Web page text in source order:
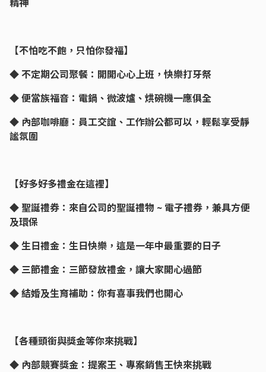
【不怕吃不飽，只怕你發福】
◆ 不定期公司聚餐：開開心心上班，快樂打牙祭
◆ 便當族福音：電鍋、微波爐、烘碗機一應俱全
◆ 內部咖啡廳：員工交誼、工作辦公都可以，輕鬆享受靜
謐氛圍
【好多好多禮金在這裡】
◆ 聖誕禮券：來自公司的聖誕禮物 ~ 電子禮券，兼具方便
及環保
◆ 生日禮金：生日快樂，這是一年中最重要的日子
◆ 三節禮金：三節發放禮金，讓大家開心過節
◆ 結婚及生育補助：你有喜事我們也開心
【各種頭銜與獎金等你來挑戰】
◆ 內部競賽獎金：提案王、專案銷售王快來挑戰